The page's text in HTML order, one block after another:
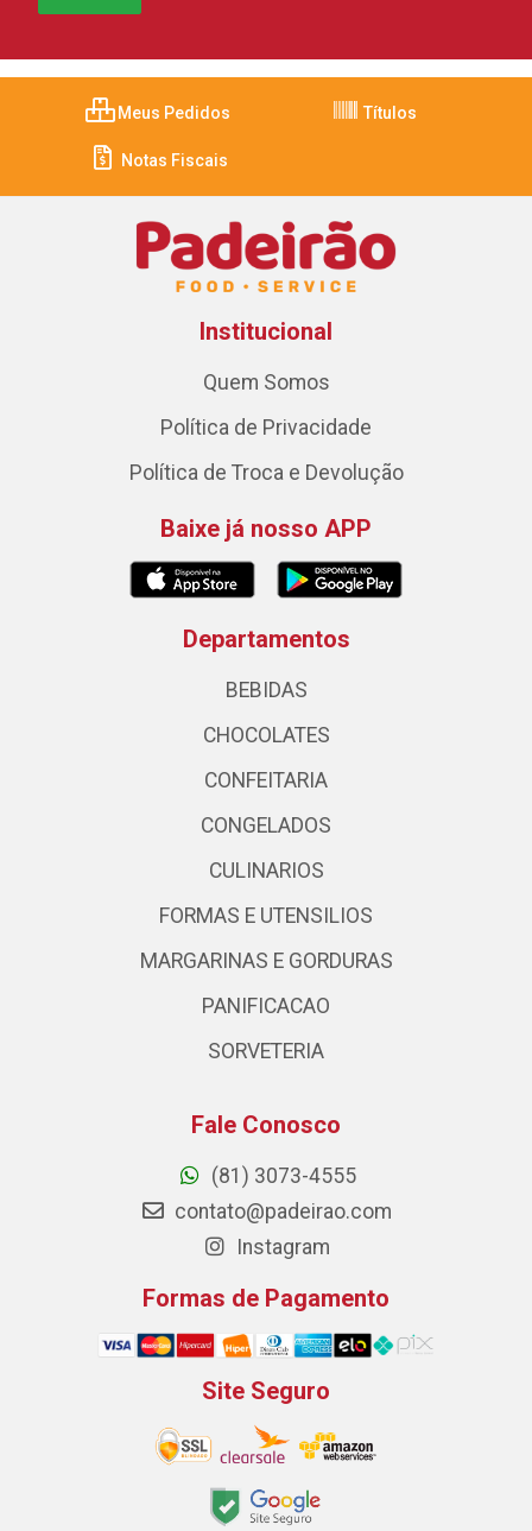
Meus Pedidos Títulos
Notas Fiscais
Institucional
Quem Somos
Política de Privacidade
Política de Troca e Devolução
Baixe já nosso APP
Departamentos
BEBIDAS
CHOCOLATES
CONFEITARIA
CONGELADOS
CULINARIOS
FORMAS E UTENSILIOS
MARGARINAS E GORDURAS
PANIFICACAO
SORVETERIA
Fale Conosco
(81) 3073-4555
contato@padeirao.com
Instagram
Formas de Pagamento
Site Seguro